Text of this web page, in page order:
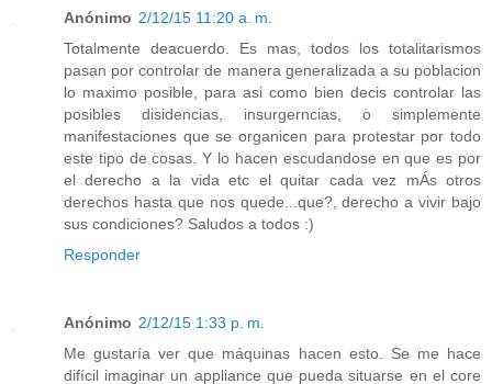
Anónimo 2/12/15 11:20 a. m.
Totalmente deacuerdo. Es mas, todos los totalitarismos
pasan por controlar de manera generalizada a su poblacion
lo maximo posible, para asi como bien decis controlar las
posibles disidencias, insurgerncias, o simplemente
manifestaciones que se organicen para protestar por todo
este tipo de cosas. Y lo hacen escudandose en que es por
el derecho a la vida etc el quitar cada vez mÁs otros
derechos hasta que nos quede...que?, derecho a vivir bajo
sus condiciones? Saludos a todos :)
Responder
Anónimo 2/12/15 1:33 p. m.
Me gustaría ver que máquinas hacen esto. Se me hace
difícil imaginar un appliance que pueda situarse en el core